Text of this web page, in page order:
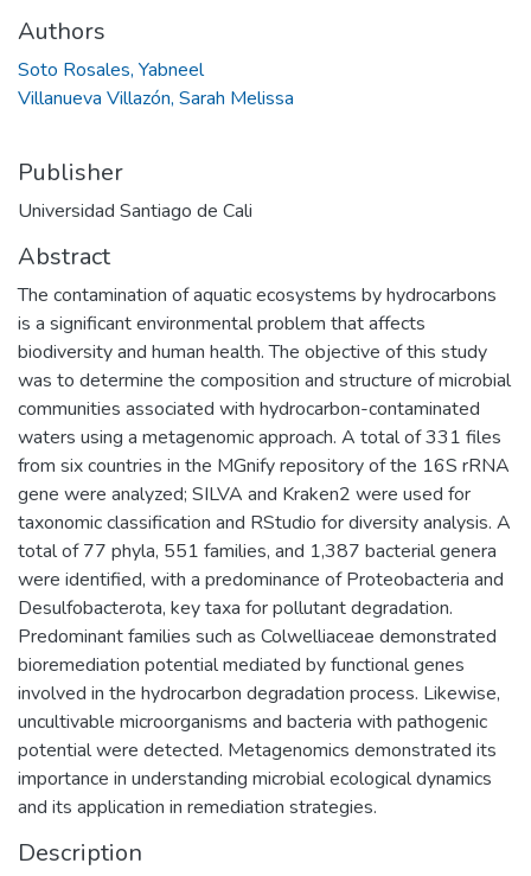
Authors
Soto Rosales, Yabneel
Villanueva Villazón, Sarah Melissa
Publisher
Universidad Santiago de Cali
Abstract
The contamination of aquatic ecosystems by hydrocarbons
is a significant environmental problem that affects
biodiversity and human health. The objective of this study
was to determine the composition and structure of microbial
communities associated with hydrocarbon-contaminated
waters using a metagenomic approach. A total of 331 files
from six countries in the MGnify repository of the 16S rRNA
gene were analyzed; SILVA and Kraken2 were used for
taxonomic classification and RStudio for diversity analysis. A
total of 77 phyla, 551 families, and 1,387 bacterial genera
were identified, with a predominance of Proteobacteria and
Desulfobacterota, key taxa for pollutant degradation.
Predominant families such as Colwelliaceae demonstrated
bioremediation potential mediated by functional genes
involved in the hydrocarbon degradation process. Likewise,
uncultivable microorganisms and bacteria with pathogenic
potential were detected. Metagenomics demonstrated its
importance in understanding microbial ecological dynamics
and its application in remediation strategies.
Description